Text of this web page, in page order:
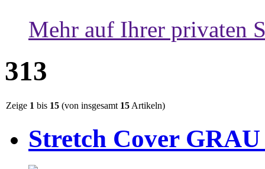
Mehr auf Ihrer privaten
313
Zeige 1 bis 15 (von insgesamt 15Artikeln)
Stretch Cover